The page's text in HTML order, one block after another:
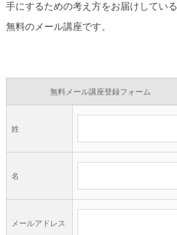
手にするための考え方をお届けしている
無料のメール講座です。
無料メール講座登録フォーム
姓
名
メールアドレス